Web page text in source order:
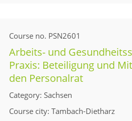
Course no. PSN2601
Arbeits- und
Praxis: Beteiligung und
den Personalrat
Category Sachsen
Course city Tambach-Dietharz